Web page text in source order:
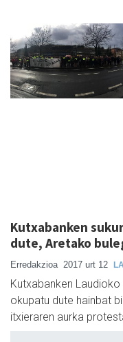
Kutxabanken
dute, Aretako
Erredakzioa 2017 urt 12
Kutxabanken
okupatu dute hainbat
itxieraren aurka